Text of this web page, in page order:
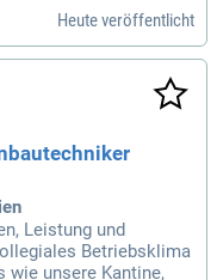
Heute veröffentlicht
Leistung und
Betriebsklima
wie unsere Kantine,